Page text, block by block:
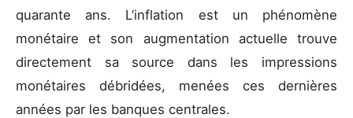
quarante ans. L’inflation est un phénomène
monétaire et son augmentation actuelle trouve
directement sa source dans les impressions
monétaires débridées, menées ces dernières
années par les banques centrales.